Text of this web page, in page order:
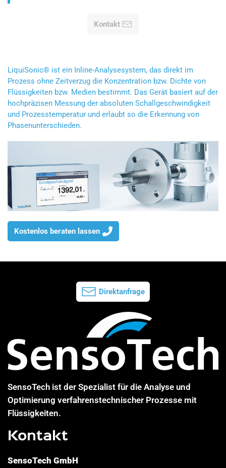
Kontakt
LiquiSonic® ist ein Inline-Analysesystem, das direkt im
Prozess ohne Zeitverzug die Konzentration bzw. Dichte von
Flüssigkeiten bzw. Medien bestimmt. Das Gerät basiert auf der
hochpräzisen Messung der absoluten Schallgeschwindigkeit
und Prozesstemperatur und erlaubt so die Erkennung von
Phasenunterschieden.
Kostenlos beraten lassen
Direktanfrage
SensoTech ist der Spezialist für die Analyse und
Optimierung verfahrenstechnischer Prozesse mit
Flüssigkeiten.
Kontakt
SensoTech GmbH